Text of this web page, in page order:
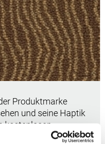
Muster bestellen
Produktmarke
und seine Haptik
kostenlosen
hier legen Sie ein